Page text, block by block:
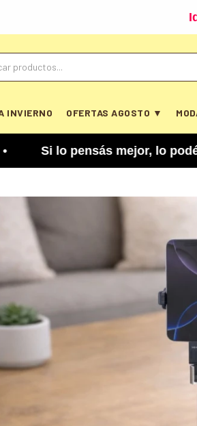
INVIERNO OFERTAS AGOSTO ▼
mejor, lo podés